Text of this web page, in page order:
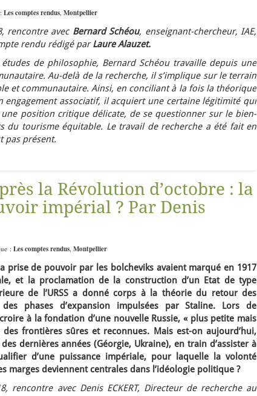
Les comptes rendus, Montpellier
rencontre avec Bernard Schéou, enseignant-chercheur, IAE,
rendu rédigé parLaure Alauzet.
de philosophie, Bernard Schéou travaille depuis une
Au-delà de la recherche, il s’implique sur le terrain
et communautaire. Ainsi, en conciliant à la fois la théorique
engagement associatif, il acquiert une certaine légitimité qui
position critique délicate, de se questionner sur le bien-
du tourisme équitable. Le travail de recherche a été fait en
pas présent.
la Révolution d’octobre : la
impérial ? Par Denis
: Les comptes rendus, Montpellier
prise de pouvoir par les bolcheviks avaient marqué en 1917
et la proclamation de la construction d’un Etat de type
de l’URSS a donné corps à la théorie du retour des
phases d’expansion impulsées par Staline. Lors de
croire à la fondation d’une nouvelle Russie, « plus petite mais
frontières sûres et reconnues. Mais est-on aujourd’hui,
dernières années (Géorgie, Ukraine), en train d’assister à
d’une puissance impériale, pour laquelle la volonté
marges deviennent centrales dans l’idéologie politique ?
rencontre avec Denis ECKERT, Directeur de recherche au